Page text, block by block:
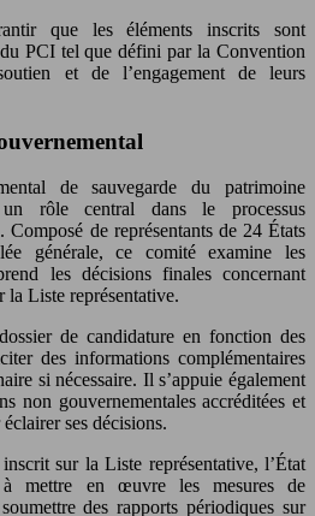
que les éléments inscrits sont
PCI tel que défini par la Convention
et de l’engagement de leurs
de sauvegarde du patrimoine
rôle central dans le processus
Composé de représentants de 24 États
générale, ce comité examine les
les décisions finales concernant
la Liste représentative.
de candidature en fonction des
des informations complémentaires
si nécessaire. Il s’appuie également
non gouvernementales accréditées et
ses décisions.
sur la Liste représentative, l’État
à mettre en œuvre les mesures de
des rapports périodiques sur